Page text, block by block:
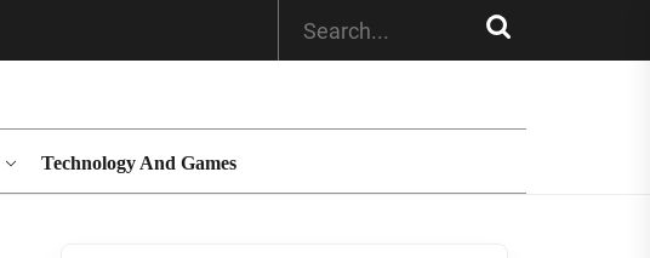
Technology And Games